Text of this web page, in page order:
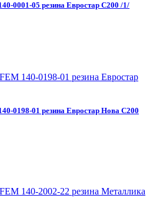
0001-05 резина Евростар С200 /1/
0198-01 резина Евростар Нова С200